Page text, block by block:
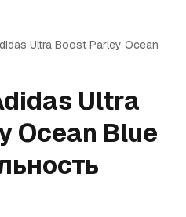
Ultra Boost Parley Ocean
Ultra
Ocean Blue